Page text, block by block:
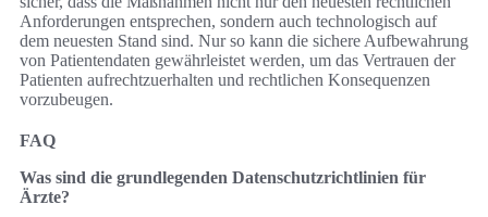
Anforderungen entsprechen, sondern auch technologisch auf
dem neuesten Stand sind. Nur so kann die sichere Aufbewahrung
von Patientendaten gewährleistet werden, um das Vertrauen der
Patienten aufrechtzuerhalten und rechtlichen Konsequenzen
vorzubeugen.
FAQ
Was sind die grundlegenden Datenschutzrichtlinien für
Ärzte?